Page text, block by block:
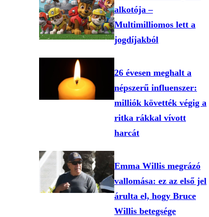
alkotója –
Multimilliomos lett a
jogdíjakból
26 évesen meghalt a
népszerű influenszer:
milliók követték végig a
ritka rákkal vívott
harcát
Emma Willis megrázó
vallomása: ez az első jel
árulta el, hogy Bruce
Willis betegsége